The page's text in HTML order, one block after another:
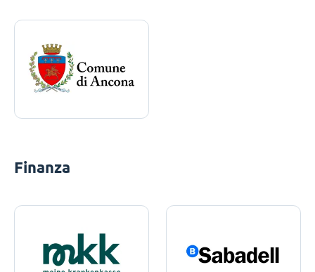
Finanza